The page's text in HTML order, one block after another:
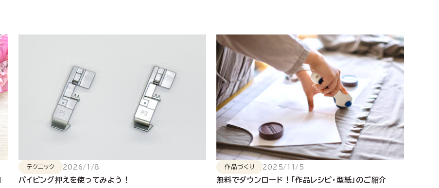
テクニック 2026/1/8
パイピング押えを使ってみよう！
作品づくり 2025/11/5
無料でダウンロード！「作品レシピ・型紙」のご紹介